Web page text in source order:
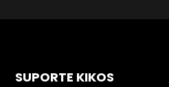
SUPORTE KIKOS